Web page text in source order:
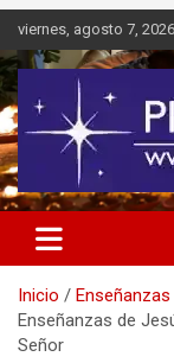
Saltar
contenido
viernes, agosto 7, 2026
Planeta
Difusión de
talleres y seminarios
Inicio
Enseñanzas de
Señor